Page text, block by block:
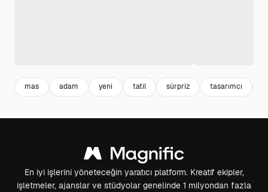
mas adam yeni tatil sürpriz tasarımcı
En iyi işlerini yöneteceğin yaratıcı platform. Kreatif ekipler,
işletmeler, ajanslar ve stüdyolar genelinde 1 milyondan fazla